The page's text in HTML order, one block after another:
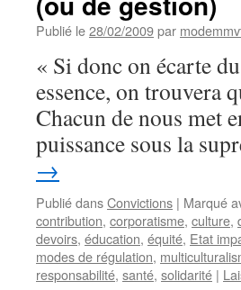
Publié le28/02/2009par
« Si donc on écarte
essence, on trouvera
Chacun de nous met
puissance sous la
→
Publié dansConvictions | Marqué
contribution, corporatisme, culture,
devoirs, éducation, équité, Etat
modes de régulation,
responsabilité, santé, solidarité |